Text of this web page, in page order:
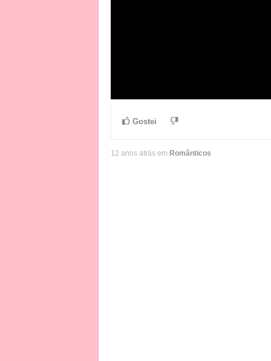
Gostei
12 anos atrás em Românticos